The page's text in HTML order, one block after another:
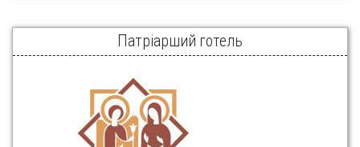
Патріарший готель